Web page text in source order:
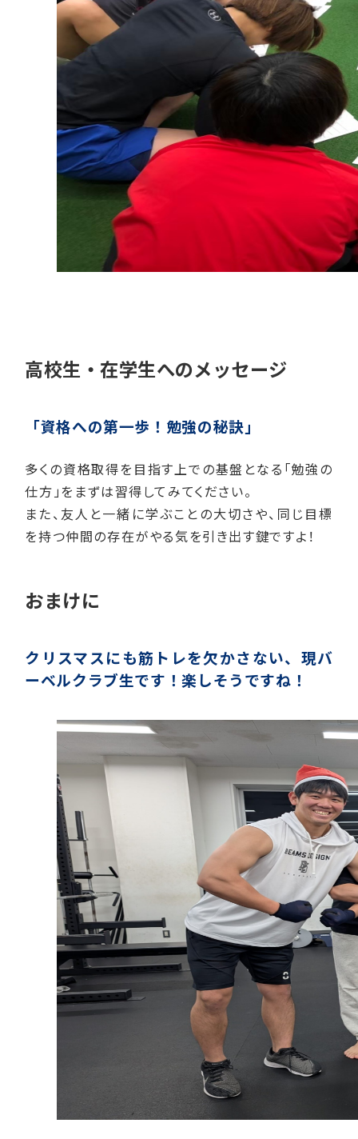
高校生・在学生へのメッセージ
「資格への第一歩！勉強の秘訣」
多くの資格取得を目指す上での基盤となる「勉強の
仕方」をまずは習得してみてください。
また、友人と一緒に学ぶことの大切さや、同じ目標
を持つ仲間の存在がやる気を引き出す鍵ですよ！
おまけに
クリスマスにも筋トレを欠かさない、現バ
ーベルクラブ生です！楽しそうですね！